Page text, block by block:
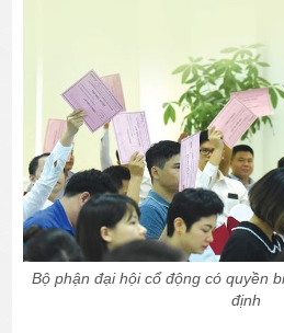
Bộ phận đại hội cổ động có quyền
định